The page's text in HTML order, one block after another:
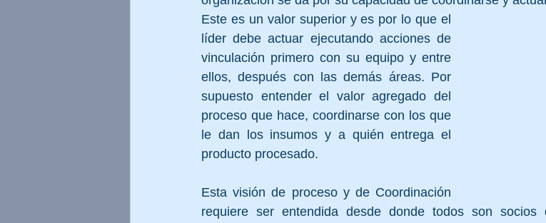
Este es un valor superior y es por lo que el
líder debe actuar ejecutando acciones de
vinculación primero con su equipo y entre
ellos, después con las demás áreas. Por
supuesto entender el valor agregado del
proceso que hace, coordinarse con los que
le dan los insumos y a quién entrega el
producto procesado.
Esta visión de proceso y de Coordinación
requiere ser entendida desde donde todos son socios